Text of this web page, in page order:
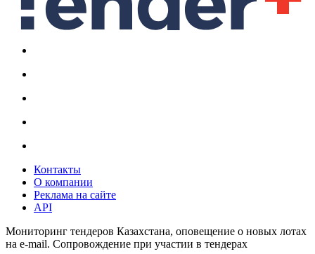
Контакты
О компании
Реклама на сайте
API
Мониторинг тендеров Казахстана, оповещение о новых лотах
на e-mail. Сопровождение при участии в тендерах